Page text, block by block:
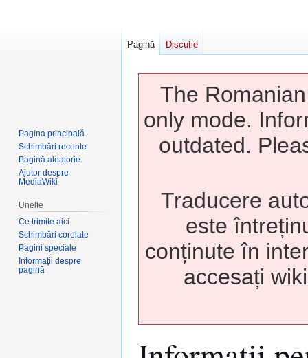
The
only mode.
outdated.
Traducere
este
conținute în
accesați
Pagină Discuție
Pagina principală
Schimbări recente
Pagină aleatorie
Ajutor despre
MediaWiki
Unelte
Ce trimite aici
Schimbări corelate
Pagini speciale
Informații despre
pagină